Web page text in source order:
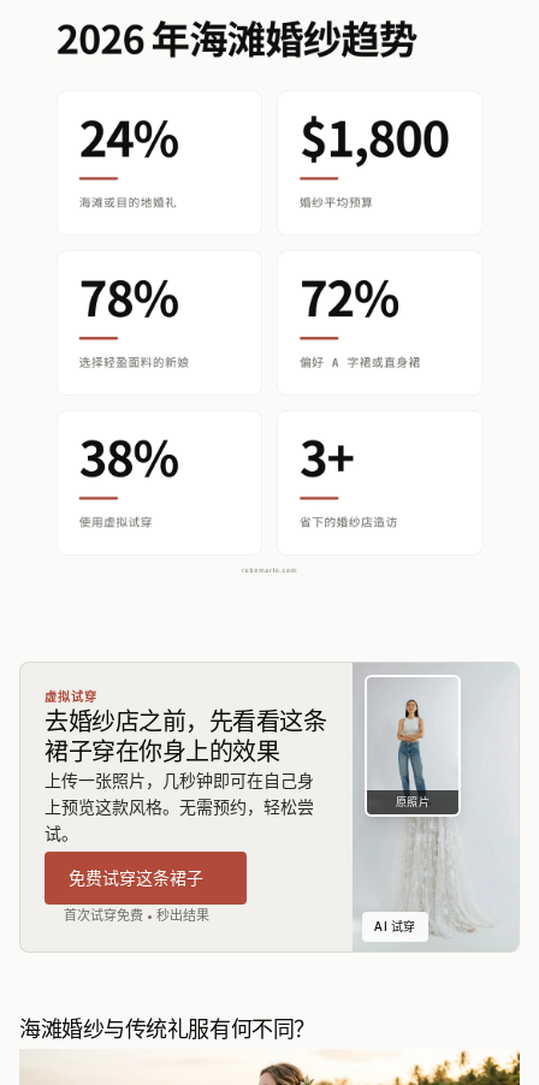
虚拟试穿
去婚纱店之前，先看看这条
裙子穿在你身上的效果
上传一张照片，几秒钟即可在自己身
上预览这款风格。无需预约，轻松尝
试。
免费试穿这条裙子
首次试穿免费 • 秒出结果
原照片
AI 试穿
海滩婚纱与传统礼服有何不同？